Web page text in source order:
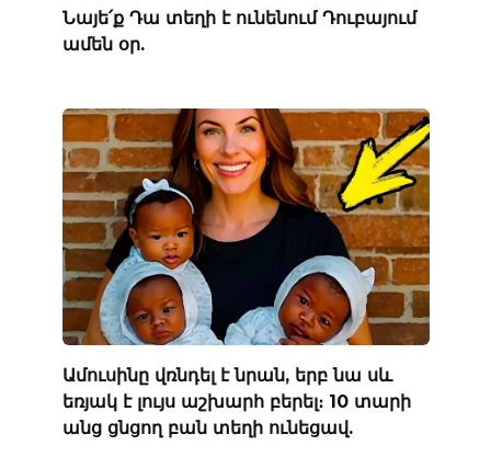
Նայե՛ք Դա տեղի է ունենում Դուբայում
ամեն օր.
Ամուսինը վռնդել է նրան, երբ նա սև
եռյակ է լույս աշխարհ բերել։ 10 տարի
անց ցնցող բան տեղի ունեցավ.